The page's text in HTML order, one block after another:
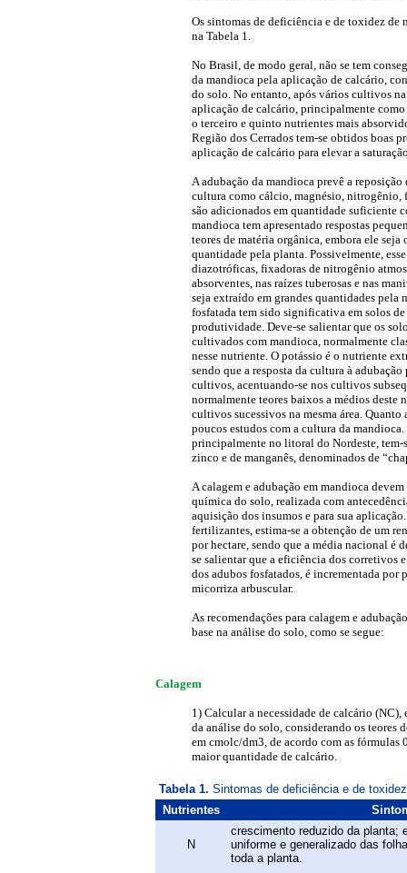
Os sintomas de deficiência e de toxidez de
na Tabela 1.
No Brasil, de modo geral, não se tem
da mandioca pela aplicação de calcário,
do solo. No entanto, após vários cultivos
aplicação de calcário, principalmente
o terceiro e quinto nutrientes mais
Região dos Cerrados tem-se obtidos boas
aplicação de calcário para elevar a
A adubação da mandioca prevê a
cultura como cálcio, magnésio, nitrogênio,
são adicionados em quantidade suficiente
mandioca tem apresentado respostas
teores de matéria orgânica, embora ele
quantidade pela planta. Possivelmente,
diazotróficas, fixadoras de nitrogênio
absorventes, nas raízes tuberosas e nas
seja extraído em grandes quantidades pela
fosfatada tem sido significativa em solos
produtividade. Deve-se salientar que os
cultivados com mandioca, normalmente
nesse nutriente. O potássio é o nutriente
sendo que a resposta da cultura à
cultivos, acentuando-se nos cultivos
normalmente teores baixos a médios deste
cultivos sucessivos na mesma área.
poucos estudos com a cultura da
principalmente no litoral do Nordeste, tem-
zinco e de manganês, denominados de
A calagem e adubação em mandioca
química do solo, realizada com
aquisição dos insumos e para sua
fertilizantes, estima-se a obtenção de um
por hectare, sendo que a média nacional é
se salientar que a eficiência dos
dos adubos fosfatados, é incrementada por
micorriza arbuscular.
As recomendações para calagem e
base na análise do solo, como se segue:
Calagem
1) Calcular a necessidade de calcário
da análise do solo, considerando os teores
em cmolc/dm3, de acordo com as
maior quantidade de calcário.
Tabela 1. Sintomas de deficiência e de
Nutrientes
N
crescimento reduzido da planta;
uniforme e generalizado das
toda a planta.